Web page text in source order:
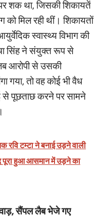
शक था, जिसकी शिकायतें
को मिल रही थीं। शिकायतों
स्वास्थ्य विभाग की
सिंह ने संयुक्त रूप से
आरोपी से उसकी
गया, तो वह कोई भी वैध
पूछताछ करने पर सामने
रवि टम्टा ने बनाई उड़ने वाली
पूरा हुआ आसमान में उड़ने का
सैंपल लैब भेजे गए